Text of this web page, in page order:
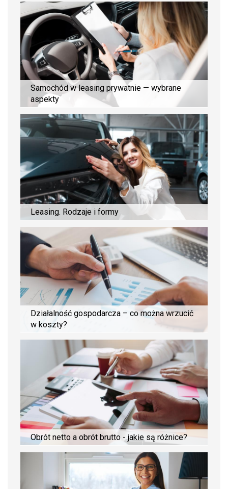
Samochód w leasing prywatnie — wybrane
aspekty
Leasing. Rodzaje i formy
Działalność gospodarcza – co można wrzucić
w koszty?
Obrót netto a obrót brutto - jakie są różnice?